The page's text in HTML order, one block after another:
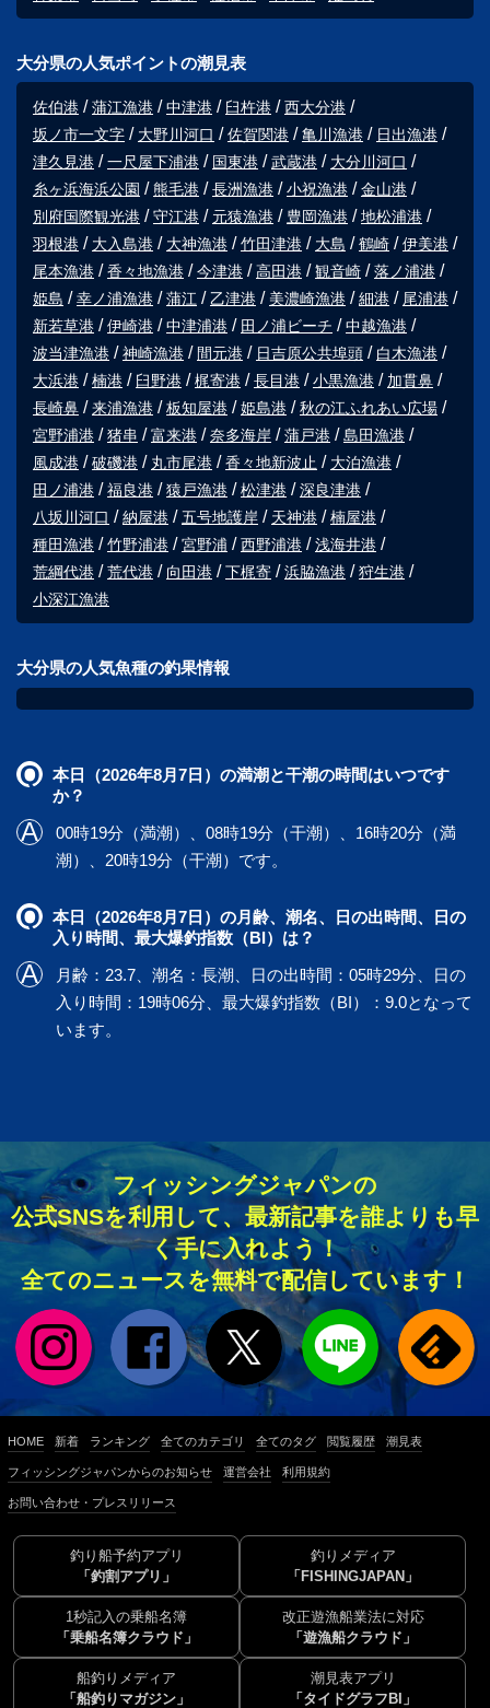
大分県の人気ポイントの潮見表
佐伯港 蒲江漁港 中津港 臼杵港
西大分港
坂ノ市一文字
大野川河口 佐賀関港 亀川漁港
日出漁港
津久見港
一尺屋下浦港 国東港 武蔵港
大分川河口
糸ヶ浜海浜公園
熊毛港 長洲漁港 小祝漁港
金山港
別府国際観光港
守江港 元猿漁港 豊岡漁港
地松浦港
羽根港
大入島港 大神漁港 竹田津港 大島 鶴崎
伊美港
尾本漁港
香々地漁港 今津港 高田港 観音崎
落ノ浦港
姫島
幸ノ浦漁港 蒲江 乙津港 美濃崎漁港 細港
尾浦港
新若草港
伊崎港 中津浦港 田ノ浦ビーチ
中越漁港
波当津漁港
神崎漁港 間元港 日吉原公共埠頭
白木漁港
大浜港
楠港 臼野港 梶寄港 長目港 小黒漁港
加貫鼻
長崎鼻
来浦漁港 板知屋港 姫島港
秋の江ふれあい広場
宮野浦港
猪串 富来港 奈多海岸 蒲戸港
島田漁港
風成港
破磯港 丸市尾港 香々地新波止
大泊漁港
田ノ浦港
福良港 猿戸漁港 松津港
深良津港
八坂川河口
納屋港 五号地護岸 天神港
楠屋港
種田漁港
竹野浦港 宮野浦 西野浦港
浅海井港
荒綱代港
荒代港 向田港 下梶寄 浜脇漁港
狩生港
小深江漁港
大分県の人気魚種の釣果情報
本日（2026年8月7日）の満潮と干潮の時間はいつです
か？
00時19分（満潮）、08時19分（干潮）、16時20分（満
潮）、20時19分（干潮）です。
本日（2026年8月7日）の月齢、潮名、日の出時間、日の
入り時間、最大爆釣指数（BI）は？
月齢：23.7、潮名：長潮、日の出時間：05時29分、日の
入り時間：19時06分、最大爆釣指数（BI）：9.0となって
います。
フィッシングジャパンの
公式SNSを利用して、最新記事を誰よりも早
く手に入れよう！
全てのニュースを無料で配信しています！
HOME 新着 ランキング 全てのカテゴリ 全てのタグ 閲覧履歴 潮見表
フィッシングジャパンからのお知らせ 運営会社 利用規約
お問い合わせ・プレスリリース
釣り船予約アプリ
「釣割アプリ」
釣りメディア
「FISHINGJAPAN」
1秒記入の乗船名簿
「乗船名簿クラウド」
改正遊漁船業法に対応
「遊漁船クラウド」
船釣りメディア
「船釣りマガジン」
潮見表アプリ
「タイドグラフBI」